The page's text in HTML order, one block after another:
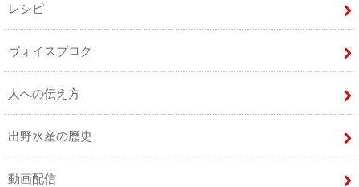
レシピ
ヴォイスブログ
人への伝え方
出野水産の歴史
動画配信